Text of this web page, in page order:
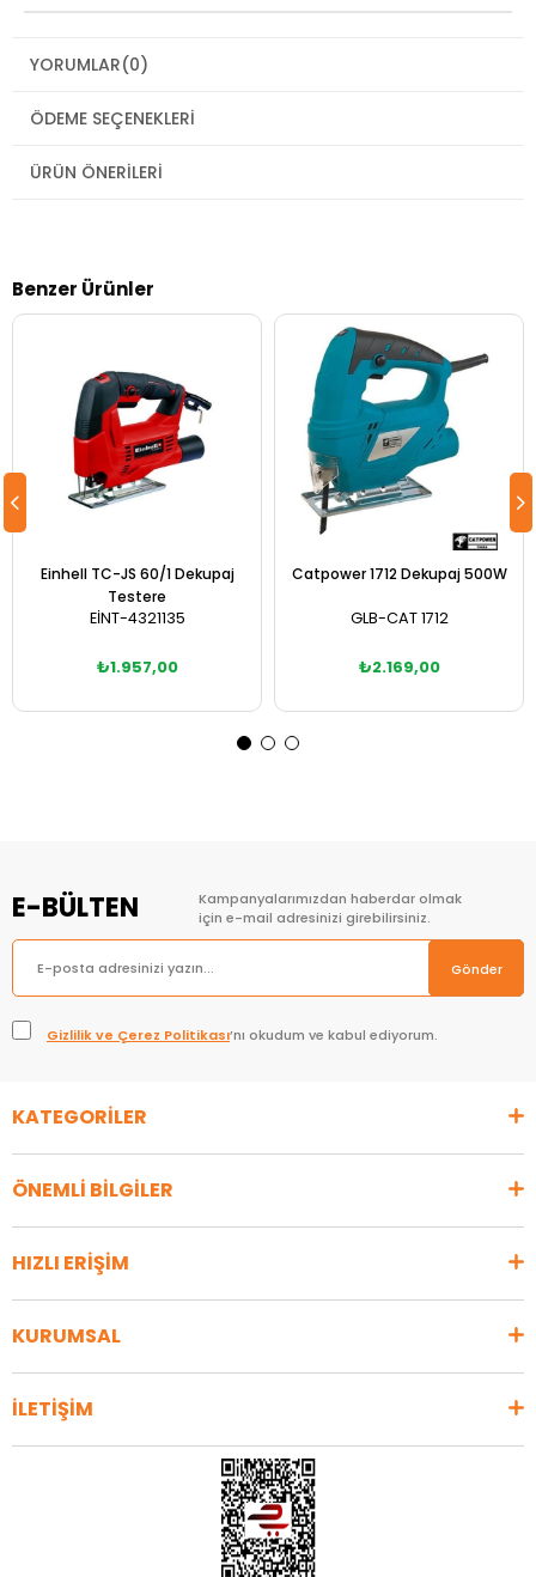
YORUMLAR(0)
ÖDEME SEÇENEKLERI
ÜRÜN ÖNERILERI
Benzer Ürünler
Einhell TC-JS 60/1 Dekupaj
Testere
EİNT-4321135
₺1.957,00
Catpower 1712 Dekupaj 500W
GLB-CAT 1712
₺2.169,00
E-BÜLTEN
Kampanyalarımızdan haberdar olmak
için e-mail adresinizi girebilirsiniz.
Gönder
Gizlilik ve Çerez Politikası’nı okudum ve kabul ediyorum.
KATEGORİLER
ÖNEMLİ BİLGİLER
HIZLI ERİŞİM
KURUMSAL
İLETİŞİM